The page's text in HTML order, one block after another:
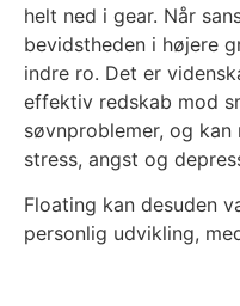
helt ned i gear. Når
bevidstheden i højere
indre ro. Det er
effektiv redskab mod
søvnproblemer, og
stress, angst og
Floating kan desuden
personlig udvikling,